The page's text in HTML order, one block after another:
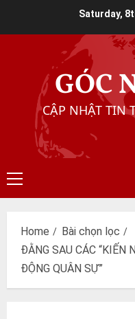
Saturday,
GÓC
CẬP NHẬT TIN
Primary
Menu
Home
Bài chọn lọc
ĐẰNG SAU CÁC “KIẾN
ĐỘNG QUÂN SỰ”